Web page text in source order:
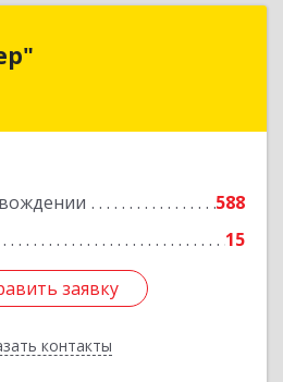
588
15
заявку
контакты
Респ, Мелеузовский р-н,
заявку
Назад